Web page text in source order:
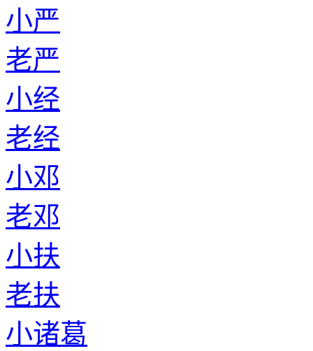
小严
老严
小经
老经
小邓
老邓
小扶
老扶
小诸葛